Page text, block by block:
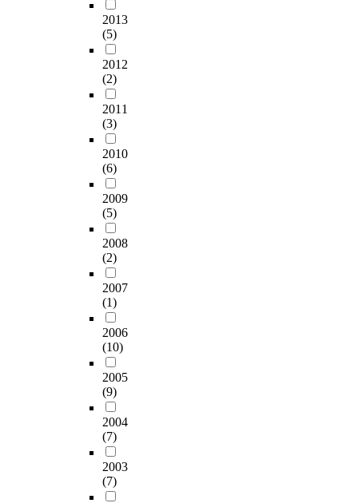
2013
(5)
2012
(2)
2011
(3)
2010
(6)
2009
(5)
2008
(2)
2007
(1)
2006
(10)
2005
(9)
2004
(7)
2003
(7)